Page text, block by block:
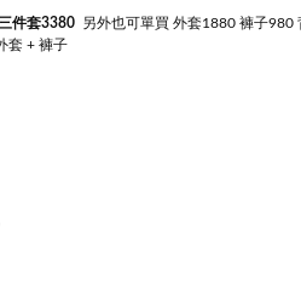
件套3380 另外也可單買 外套1880 褲子980
套 + 褲子